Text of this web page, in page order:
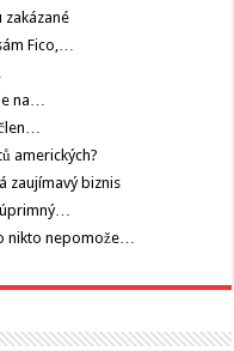
zakázané
Fico,…
na…
amerických?
zaujímavý biznis
nikto nepomože…